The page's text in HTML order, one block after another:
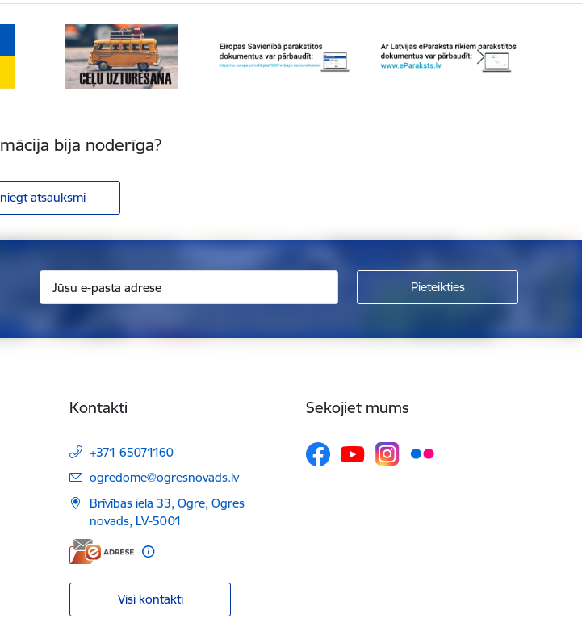
bija noderīga?
atsauksmi
Kontakti
+371 65071160
E-pasts:
ogredome@ogresnovads.lv
Brīvības iela 33, Ogre, Ogres
novads, LV-5001
Visi kontakti
Sekojiet mums